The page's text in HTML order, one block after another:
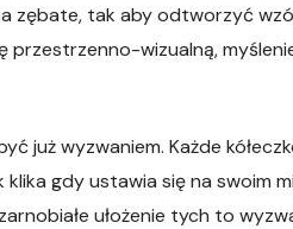
zębate, tak aby odtworzyć
wizualną,
już wyzwaniem. Każde
gdy ustawia się na swoim
ułożenie tych to